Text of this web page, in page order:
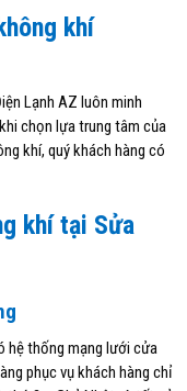
khí
Lạnh AZ luôn minh
chọn lựa trung tâm của
khí, quý khách hàng có
khí tại Sửa
hệ thống mạng lưới cửa
phục vụ khách hàng chỉ